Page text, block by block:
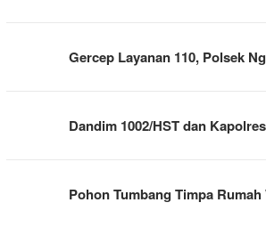
Gercep Layanan 110, Polsek
Dandim 1002/HST dan
Pohon Tumbang Timpa